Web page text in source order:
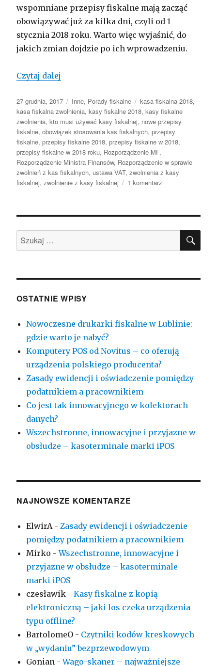
wspomniane przepisy fiskalne mają zacząć
obowiązywać już za kilka dni, czyli od 1
stycznia 2018 roku. Warto więc wyjaśnić, do
jakich zmian dojdzie po ich wprowadzeniu.
Czytaj dalej
Opublikowano
27 grudnia, 2017 Kategorie
Inne, Porady fiskalne Tagi
kasa fiskalna 2018,
kasa fiskalna zwolnienia,kasy fiskalne 2018,kasy fiskalne
zwolnienia,kto musi używać kasy fiskalnej, nowe przepisy
fiskalne,obowiązek stosowania kas fiskalnych,przepisy
fiskalne,przepisy fiskalne 2018,przepisy fiskalne w 2018,
przepisy fiskalne w 2018 roku, Rozporządzenie MF,
Rozporządzenie Ministra Finansów, Rozporządzenie w sprawie
zwolnień z kas fiskalnych, ustawa VAT,zwolnienia z kasy
fiskalnej,zwolnienie z kasy fiskalnej 1 komentarz
w
zwolnień
stosowania
Szukaj:
OSTATNIE WPISY
Nowoczesne drukarki fiskalne w Lublinie:
gdzie warto je nabyć?
Komputery POS od Novitus – co oferują
urządzenia polskiego producenta?
Zasady ewidencji i oświadczenie pomiędzy
podatnikiem a pracownikiem
Co jest tak innowacyjnego w kolektorach
danych?
Wszechstronne, innowacyjne i przyjazne w
obsłudze – kasoterminale marki iPOS
NAJNOWSZE KOMENTARZE
ElwirA -Zasady ewidencji i oświadczenie
pomiędzy podatnikiem a pracownikiem
Mirko -Wszechstronne, innowacyjne i
przyjazne w obsłudze – kasoterminale
marki iPOS
czesławik -Kasy fiskalne z kopią
elektroniczną – jaki los czeka urządzenia
typu offline?
BartolomeO - Czytniki kodów kreskowych
w „wydaniu” bezprzewodowym
Gonian -Wago-skaner – najważniejsze